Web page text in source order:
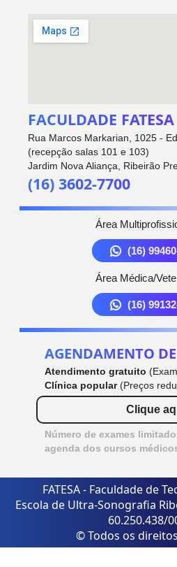
FACULDADE FATESA
Rua Marcos Markarian, 1025 -
(recepção salas 101 e 103)
Jardim Nova Aliança, Ribeirão
(16) 3602-7700
Área
(16)
Área Médica/
(16)
AGENDAMENTO
Atendimento gratuito
Clínica popular(Preços
Clique
Número de exames
agenda dos cursos
FATESA - Faculdade de
Escola de Ultra-Sonografia
60.250.438/
© Todos os